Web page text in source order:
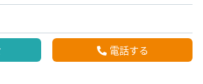
電話する